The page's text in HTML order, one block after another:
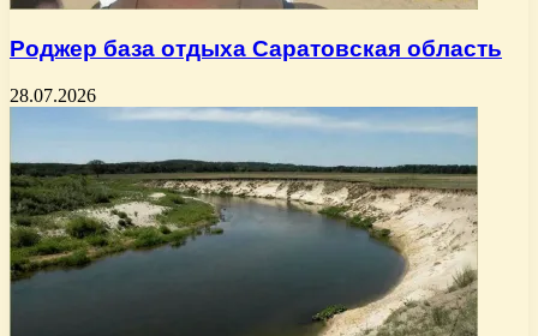
Роджер база отдыха Саратовская область
28.07.2026